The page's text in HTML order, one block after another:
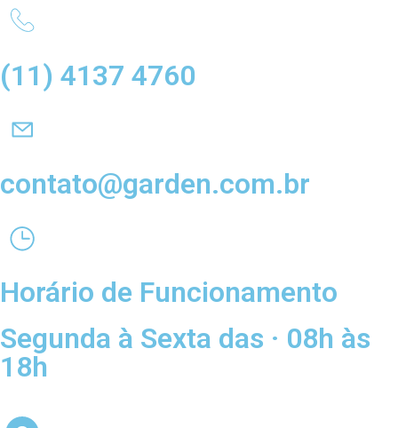
(11) 4137 4760
contato@garden.com.br
Horário de Funcionamento
Segunda à Sexta das · 08h às
18h